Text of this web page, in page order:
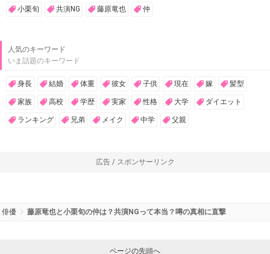
小栗旬 共演NG 藤原竜也 仲
人気のキーワード
いま話題のキーワード
身長 結婚 体重 彼女 子供 現在 嫁 髪型
家族 高校 学歴 実家 性格 大学 ダイエット
ランキング 兄弟 メイク 中学 父親
広告 / スポンサーリンク
俳優 藤原竜也と小栗旬の仲は？共演NGって本当？噂の真相に直撃
ページの先頭へ